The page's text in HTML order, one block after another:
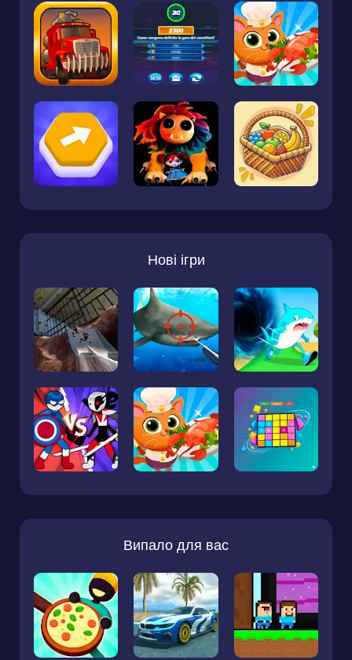
Нові ігри
Випало для вас